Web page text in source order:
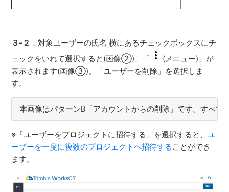
３-２ ．対象ユーザーの氏名 横にあるチェックボックスにチ
ェックをいれて選択すると(画像②)、「
(メニュー)」が
表示されます(画像③)。「ユーザーを削除」を選択しま
す。
本画像はパターンB「アカウントからの削除」です。すべて
※「ユーザーをプロジェクトに招待する」を選択すると、ユ
ーザーを一度に複数のプロジェクトへ招待する ことができ
ます。